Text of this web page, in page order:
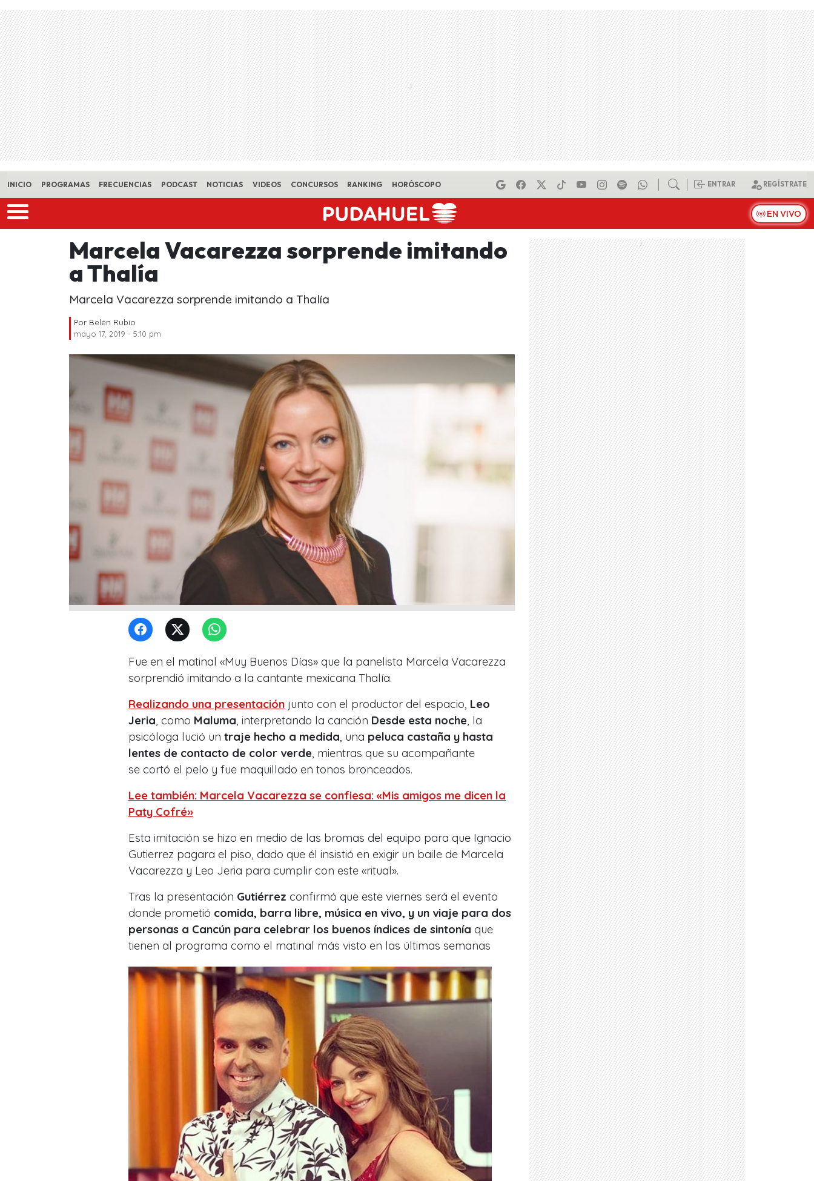
Skip to main content
INICIO PROGRAMAS FRECUENCIAS PODCAST NOTICIAS VIDEOS CONCURSOS RANKING HORÓSCOPO ENTRAR REGÍSTRATE
EN VIVO
Marcela Vacarezza sorprende imitando
a Thalía
Marcela Vacarezza sorprende imitando a Thalía
Por Belén Rubio
mayo 17, 2019 - 5:10 pm
Fue en el matinal «Muy Buenos Días» que la panelista Marcela Vacarezza
sorprendió imitando a la cantante mexicana Thalía.
Realizando una presentación junto con el productor del espacio, Leo
Jeria , como Maluma , interpretando la canción Desde esta noche la
psicóloga lució un traje hecho a medida , una peluca castaña y hasta
lentes de contacto de color verde , mientras que su acompañante
se cortó el pelo y fue maquillado en tonos bronceados.
Lee también: Marcela Vacarezza se confiesa: «Mis amigos me dicen la
Paty Cofré»
Esta imitación se hizo en medio de las bromas del equipo para que Ignacio
Gutierrez pagara el piso, dado que él insistió en exigir un baile de Marcela
Vacarezza y Leo Jeria para cumplir con este «ritual».
Tras la presentación Gutiérrez confirmó que este viernes será el evento
donde prometió comida, barra libre, música en vivo, y un viaje para dos
personas a Cancún para celebrar los buenos índices de sintonía que
tienen al programa como el matinal más visto en las últimas semanas